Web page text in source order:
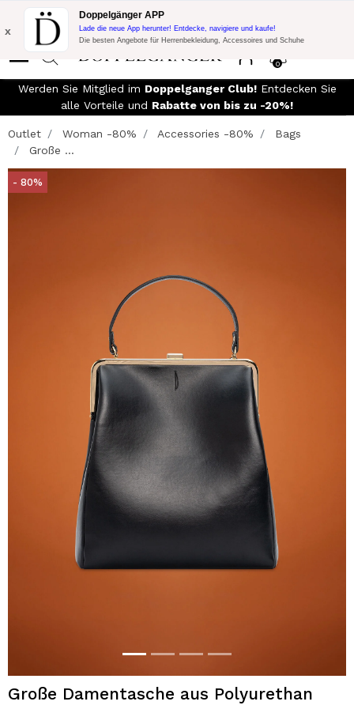
Blitzangebot:
10% Extra-Rabatt auf 300€ Einkauf mit Code:
DOPPEL300
0
x
Doppelgänger APP
Lade die neue App herunter! Entdecke, navigiere und kaufe!
Die besten Angebote für Herrenbekleidung, Accessoires und Schuhe
Werden Sie Mitglied im Doppelganger Club!Entdecken Sie
alle Vorteile und Rabatte von bis zu -20%!
Outlet Woman -80% Accessories -80%
Bags
Große ...
- 80%
Große Damentasche aus Polyurethan